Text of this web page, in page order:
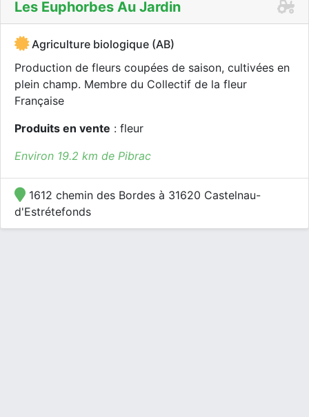
Les Euphorbes Au Jardin
Agriculture biologique (AB)
Production de fleurs coupées de saison, cultivées en
plein champ. Membre du Collectif de la fleur
Française
Produits en vente : fleur
Environ 19.2 km de Pibrac
1612 chemin des Bordes à 31620 Castelnau-
d'Estrétefonds